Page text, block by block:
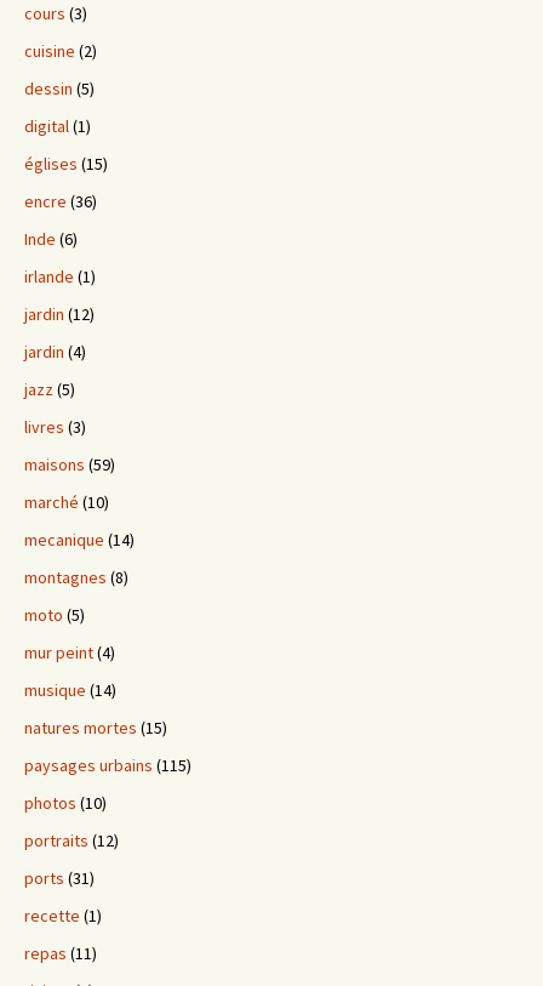
cours (3)
cuisine (2)
dessin (5)
digital(1)
églises (15)
encre (36)
Inde (6)
irlande (1)
jardin (12)
jardin (4)
jazz(5)
livres (3)
maisons (59)
marché (10)
mecanique (14)
montagnes (8)
moto (5)
mur peint(4)
musique (14)
natures mortes (15)
paysages urbains (115)
photos (10)
portraits (12)
ports (31)
recette (1)
repas (11)